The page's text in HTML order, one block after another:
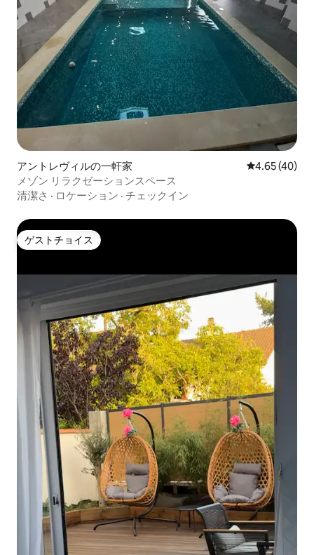
アントレヴィルの一軒家 レビュー40
4.65 (40)
メゾン リラクゼーションスペース
清潔さ · ロケーション · チェックイン
ゲストチョイス
ゲストチョイス